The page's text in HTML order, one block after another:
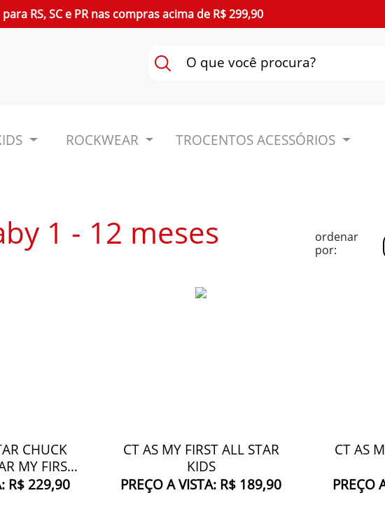
para RS, SC e PRnas compras acima de R$ 299,90
ROCKWEAR TROCENTOS ACESSÓRIOS
1 - 12 meses
ordenar
por:
CHUCK
MY FIRST
KIDS
R$ 229,90
CT AS MY FIRST ALL STAR
KIDS
PREÇO A VISTA: R$ 189,90
CT AS
PREÇO